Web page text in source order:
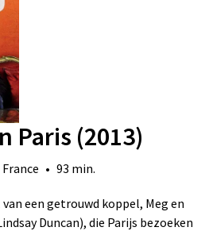
Paris (2013)
• 93 min.
een getrouwd koppel, Meg en
Duncan), die Parijs bezoeken